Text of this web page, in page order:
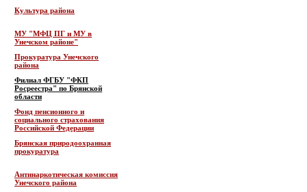
Культура района
МУ "МФЦ ПГ и МУ в
Унечском районе"
Прокуратура Унечского
района
Филиал ФГБУ "ФКП
Росреестра" по Брянской
области
Фонд пенсионного и
социального страхования
Российской Федерации
Брянская природоохранная
прокуратура
Антинаркотическая комиссия
Унечского района